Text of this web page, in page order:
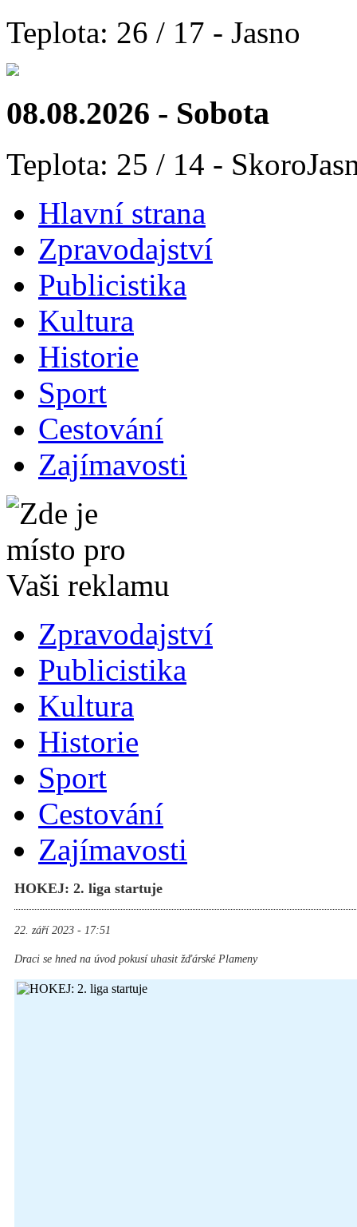
Teplota: 26 / 17 - Jasno
08.08.2026 - Sobota
Teplota: 25 / 14 -
Hlavní strana
Zpravodajství
Publicistika
Kultura
Historie
Sport
Cestování
Zajímavosti
Zpravodajství
Publicistika
Kultura
Historie
Sport
Cestování
Zajímavosti
HOKEJ: 2. liga startuje
22. září 2023 - 17:51
Draci se hned na úvod pokusí uhasit žďárské Plameny